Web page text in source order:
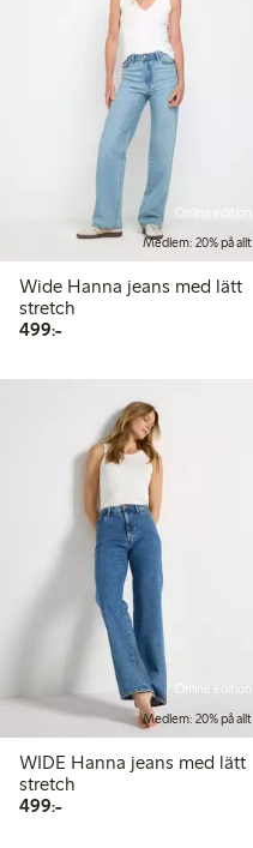
Medlem: 20% på allt
Wide Hanna jeans med lätt
stretch
499:-499,00 kr
Online edition
Medlem: 20% på allt
WIDE Hanna jeans med lätt
stretch
499:-499,00 kr